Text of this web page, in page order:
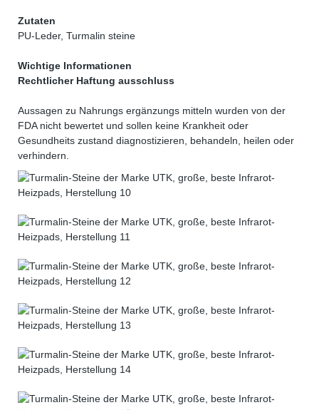
Zutaten
PU-Leder, Turmalin steine
Wichtige Informationen
Rechtlicher Haftung ausschluss
Aussagen zu Nahrungs ergänzungs mitteln wurden von der
FDA nicht bewertet und sollen keine Krankheit oder
Gesundheits zustand diagnostizieren, behandeln, heilen oder
verhindern.